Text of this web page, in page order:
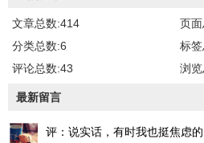
文章总数:414
页面
分类总数:6
标
评论总数:43
浏
最新留言
评：说实话，有时我也挺焦虑